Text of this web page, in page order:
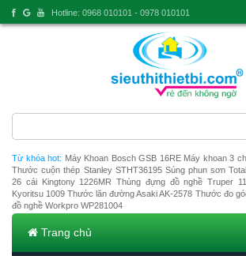
Từ khóa hot: Máy Khoan Bosch GSB 16RE Máy khoan 3
Thước cuộn thép Stanley STHT36195 Súng phun sơn
26 cái Kingtony 1226MR Thùng đựng đồ nghề Truper
Kyoritsu 1009 Thước lăn đường Asaki AK-2578 Thước đo
đồ nghề Workpro WP281004
Trang chủ
Hotline: 0968 010101 - 0978 010101